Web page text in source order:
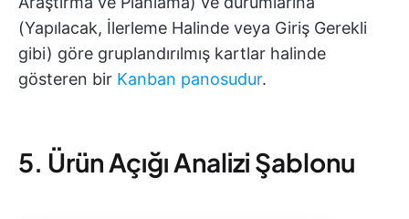
(Yapılacak, İlerleme Halinde veya Giriş Gerekli
gibi) göre gruplandırılmış kartlar halinde
gösteren bir Kanban panosudur.
5. Ürün Açığı Analizi Şablonu